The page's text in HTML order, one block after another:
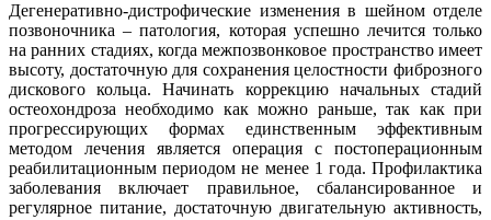
Дегенеративно-дистрофические изменения в шейном отделе
позвоночника – патология, которая успешно лечится только
на ранних стадиях, когда межпозвонковое пространство имеет
высоту, достаточную для сохранения целостности фиброзного
дискового кольца. Начинать коррекцию начальных стадий
остеохондроза необходимо как можно раньше, так как при
прогрессирующих формах единственным эффективным
методом лечения является операция с постоперационным
реабилитационным периодом не менее 1 года. Профилактика
заболевания включает правильное, сбалансированное и
регулярное питание, достаточную двигательную активность,